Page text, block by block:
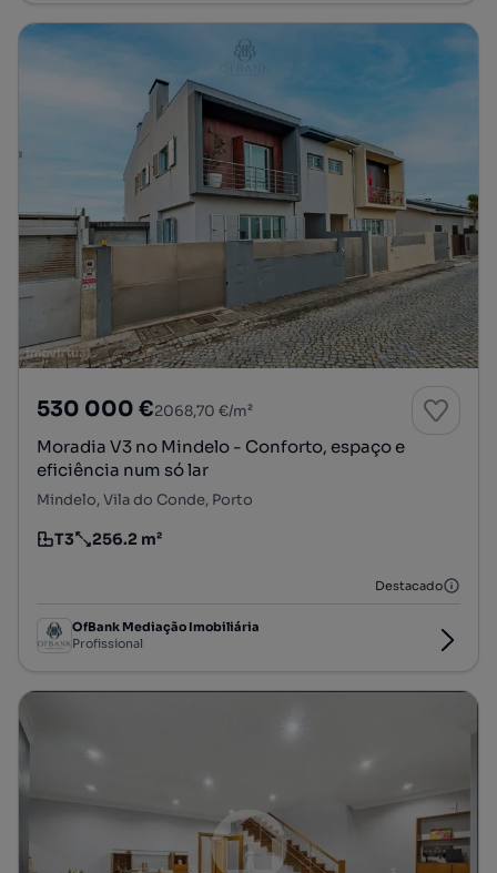
530 000 €2068,70 €/m²
Moradia V3 no Mindelo - Conforto, espaço e
eficiência num só lar
Mindelo, Vila do Conde, Porto
Tipologia
T3
Preço por metro quadrado
256.2 m²
Destacado
OfBank Mediação Imobiliária
Profissional